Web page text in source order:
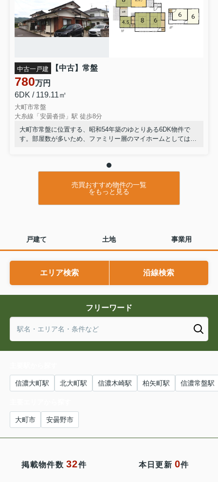
中古一戸建 【中古】常盤
780万円
6DK / 119.11㎡
大町市常盤
大糸線「安曇沓掛」駅 徒歩8分
大町市常盤に位置する、昭和54年築のゆとりある6DK物件で
す。部屋数が多いため、ファミリー層のマイホームとしてはも
環境で、多様なライフスタイルに対応できる魅力的な一棟で
売買おすすめ物件の一覧
をもっと見る
戸建て 土地 事業用
エリア検索 沿線検索
フリーワード
信濃大町駅 北大町駅 信濃木崎駅 柏矢町駅 信濃常盤駅
大町市 安曇野市
掲載物件数32件 本日更新0件